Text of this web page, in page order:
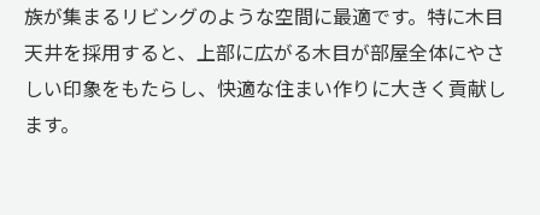
族が集まるリビングのような空間に最適です。特に木目
天井を採用すると、上部に広がる木目が部屋全体にやさ
しい印象をもたらし、快適な住まい作りに大きく貢献し
ます。